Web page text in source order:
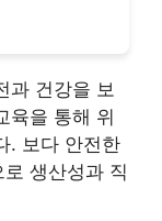
과 건강을 보
육을 통해 위
. 보다 안전한
생산성과 직